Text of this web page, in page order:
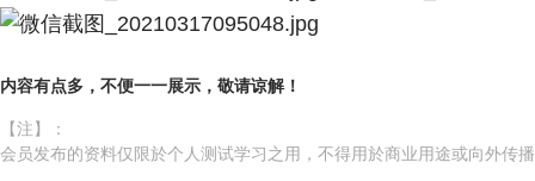
内容有点多，不便一一展示，敬请谅解！
【注】：
会员发布的资料仅限於个人测试学习之用，不得用於商业用途或向外传